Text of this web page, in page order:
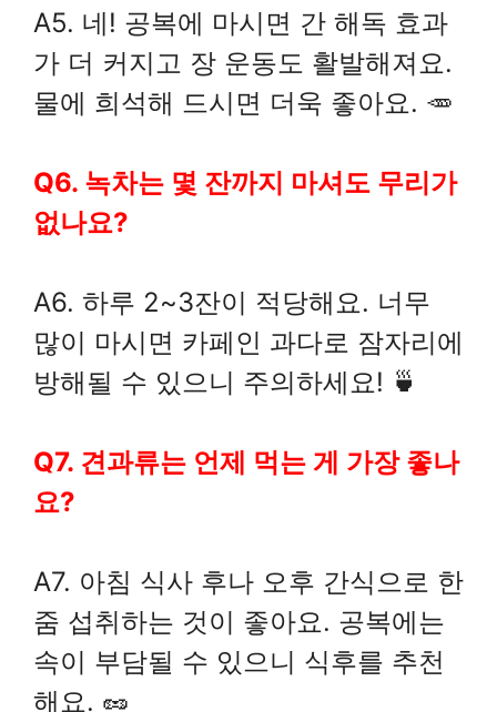
A5. 네! 공복에 마시면 간 해독 효과
가 더 커지고 장 운동도 활발해져요.
물에 희석해 드시면 더욱 좋아요. 🥕
Q6. 녹차는 몇 잔까지 마셔도 무리가
없나요?
A6. 하루 2~3잔이 적당해요. 너무
많이 마시면 카페인 과다로 잠자리에
방해될 수 있으니 주의하세요! 🍵
Q7. 견과류는 언제 먹는 게 가장 좋나
요?
A7. 아침 식사 후나 오후 간식으로 한
줌 섭취하는 것이 좋아요. 공복에는
속이 부담될 수 있으니 식후를 추천
해요. 🥜